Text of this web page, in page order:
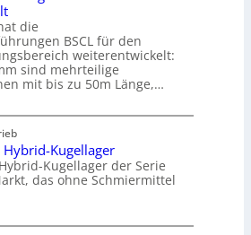
die
BSCL für den
weiterentwickelt:
sind mehrteilige
mit bis zu 50m Länge,…
Kugellager
Kugellager der Serie
das ohne Schmiermittel